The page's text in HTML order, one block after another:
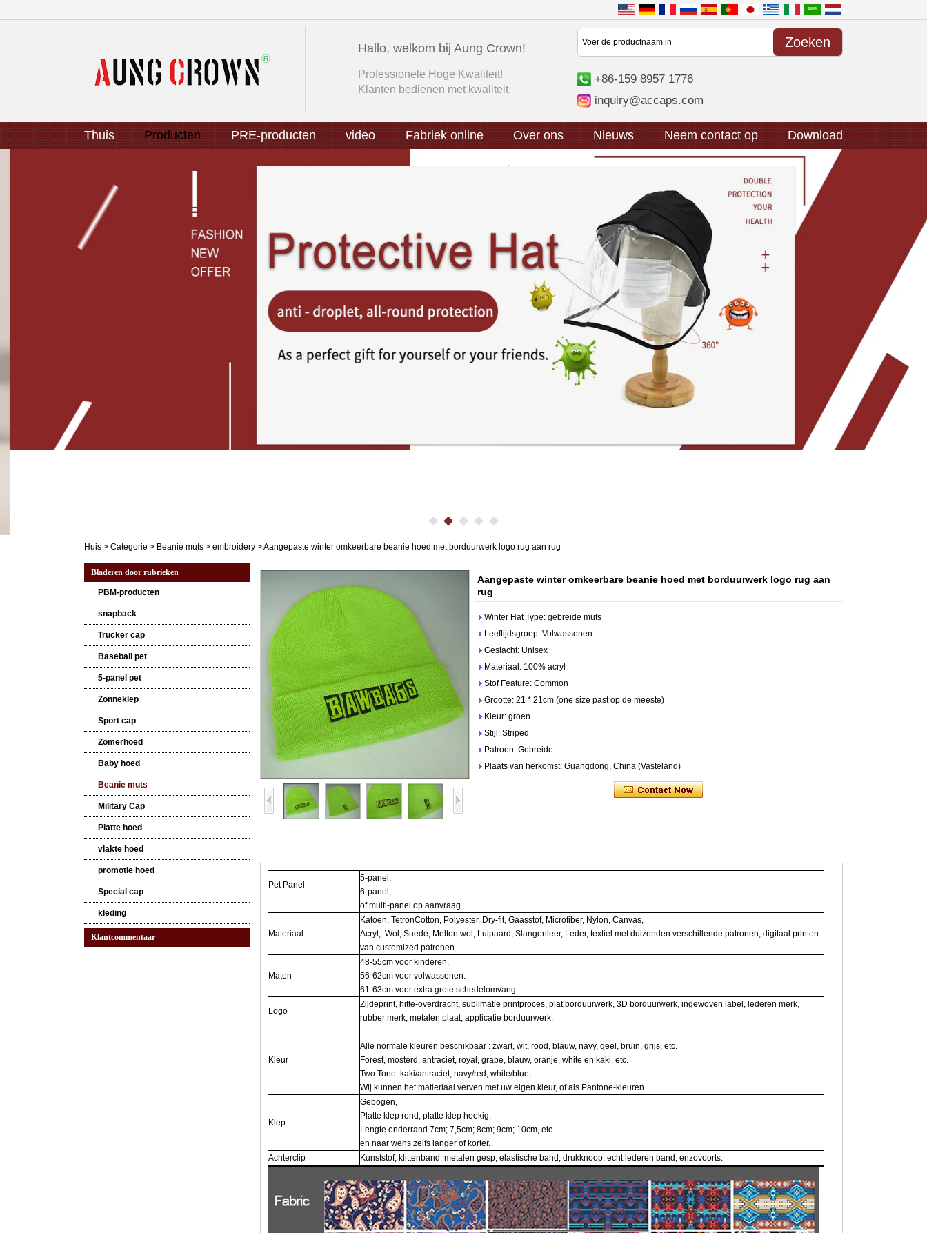
Hallo, welkom bij Aung Crown!
Professionele Hoge Kwaliteit!
Klanten bedienen met kwaliteit.
+86-159 8957 1776
inquiry@accaps.com
Thuis Producten PRE-producten video Fabriek online Over ons Nieuws Neem contact op Download
Huis > Categorie > Beanie muts > embroidery >Aangepaste winter omkeerbare beanie hoed met borduurwerk logo rug aan rug
Bladeren door rubrieken
PBM-producten
snapback
Trucker cap
Baseball pet
5-panel pet
Zonneklep
Sport cap
Zomerhoed
Baby hoed
Beanie muts
Military Cap
Platte hoed
vlakte hoed
promotie hoed
Special cap
kleding
Klantcommentaar
Aangepaste winter omkeerbare beanie hoed met borduurwerk logo rug aan
rug
Winter Hat Type: gebreide muts
Leeftijdsgroep: Volwassenen
Geslacht: Unisex
Materiaal: 100% acryl
Stof Feature: Common
Grootte: 21 * 21cm (one size past op de meeste)
Kleur: groen
Stijl: Striped
Patroon: Gebreide
Plaats van herkomst: Guangdong, China (Vasteland)
Pet Panel
5-panel,
6-panel,
of multi-panel op aanvraag.
Materiaal
Katoen, TetronCotton, Polyester, Dry-fit, Gaasstof, Microfiber, Nylon, Canvas,
Acryl, Wol, Suede, Melton wol, Luipaard, Slangenleer, Leder, textiel met duizenden verschillende patronen, digitaal printen
van customized patronen.
Maten
48-55cm voor kinderen,
56-62cm voor volwassenen.
61-63cm voor extra grote schedelomvang.
Logo
Zijdeprint, hitte-overdracht, sublimatie printproces, plat borduurwerk, 3D borduurwerk, ingewoven label, lederen merk,
rubber merk, metalen plaat, applicatie borduurwerk.
Kleur
Alle normale kleuren beschikbaar : zwart, wit, rood, blauw, navy, geel, bruin, grijs, etc.
Forest, mosterd, antraciet, royal, grape, blauw, oranje, white en kaki, etc.
Two Tone: kaki/antraciet, navy/red, white/blue,
Wij kunnen het matieriaal verven met uw eigen kleur, of als Pantone-kleuren.
Klep
Gebogen,
Platte klep rond, platte klep hoekig.
Lengte onderrand 7cm; 7,5cm; 8cm; 9cm; 10cm, etc
en naar wens zelfs langer of korter.
Achterclip
Kunststof, klittenband, metalen gesp, elastische band, drukknoop, echt lederen band, enzovoorts.